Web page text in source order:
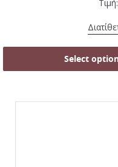
Τιμή:
Select